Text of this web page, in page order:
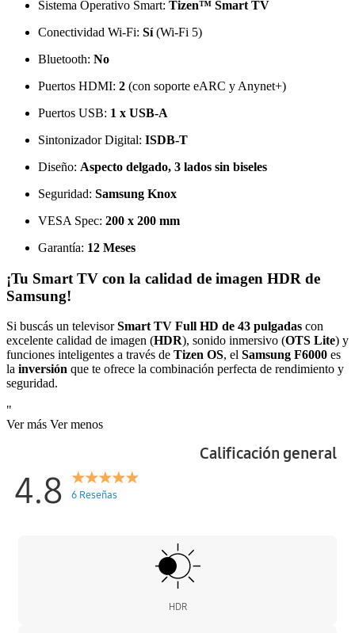
Sistema Operativo Smart: Tizen™ Smart TV
Conectividad Wi-Fi: Sí(Wi-Fi 5)
Bluetooth: No
Puertos HDMI: 2 (con soporte eARC y Anynet+)
Puertos USB: 1 x USB-A
Sintonizador Digital: ISDB-T
Diseño: Aspecto delgado, 3 lados sin biseles
Seguridad: Samsung Knox
VESA Spec: 200 x 200 mm
Garantía: 12 Meses
¡Tu Smart TV con la calidad de imagen HDR de
Samsung!
Si buscás un televisorSmart TV Full HD de 43 pulgadas con
excelente calidad de imagen (HDR), sonido inmersivo (OTS Lite) y
funciones inteligentes a través de Tizen OS, el Samsung F6000 es
la inversión que te ofrece la combinación perfecta de rendimiento y
seguridad.
"
Ver más Ver menos
Calificación general
4.8 6 Reseñas
HDR